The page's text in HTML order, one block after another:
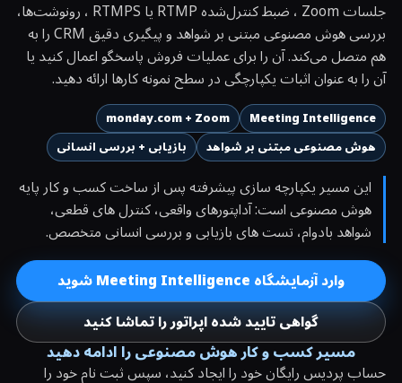
جلسات Zoom ، ضبط کنترل‌شده RTMP یا RTMPS ، رونوشت‌ها،
بررسی هوش مصنوعی مبتنی بر شواهد و پیگیری دقیق CRM را به
هم متصل می‌کند. آن را برای عملیات فروش پاسخگو اعمال کنید یا
آن را به عنوان اثبات یکپارچگی در سطح نمونه کارها ارائه دهید.
Meeting Intelligence
monday.com + Zoom
هوش مصنوعی مبتنی بر شواهد
بازیابی + بررسی انسانی
این مسیر یکپارچه سازی پیشرفته پس از ساخت کسب و کار پایه
هوش مصنوعی است: آداپتورهای واقعی، کنترل های قطعی،
شواهد بادوام، تست های بازیابی و بررسی انسانی متخصص.
وارد آزمایشگاه Meeting Intelligence شوید
گواهی تایید شده اپراتور را تماشا کنید
مسیر کسب و کار هوش مصنوعی را ادامه دهید
حساب پردیس رایگان خود را ایجاد کنید، سپس ثبت نام خود را